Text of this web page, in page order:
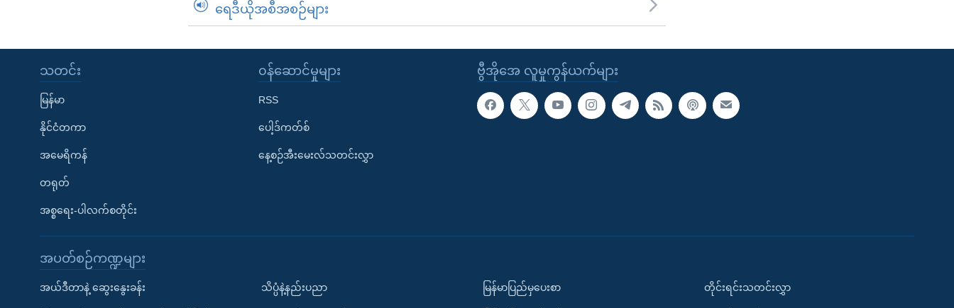
ရေဒီယိုအစီအစဉ်များ
ဗွီအိုအေ လူမှုကွန်ယက်များ
သတင်း
မြန်မာ
နိုင်ငံတကာ
အမေရိကန်
တရုတ်
အစ္စရေး-ပါလက်စတိုင်း
၀န်ဆောင်မှုများ
RSS
ပေါ့ဒ်ကတ်စ်
နေ့စဉ်အီးမေးလ်သတင်းလွှာ
အပတ်စဉ်ကဏ္ဍများ
အယ်ဒီတာနဲ့ ဆွေးနွေးခန်း သိပ္ပံနဲ့နည်းပညာ မြန်မာပြည်မှပေးစာ တိုင်းရင်းသတင်းလွှာ